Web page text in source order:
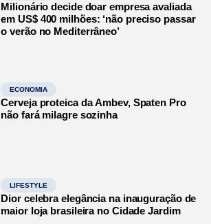
Milionário decide doar empresa avaliada
em US$ 400 milhões: ‘não preciso passar
o verão no Mediterrâneo’
ECONOMIA
Cerveja proteica da Ambev, Spaten Pro
não fará milagre sozinha
LIFESTYLE
Dior celebra elegância na inauguração de
maior loja brasileira no Cidade Jardim